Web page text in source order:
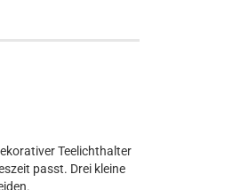
Teelichthalter
passt. Drei kleine